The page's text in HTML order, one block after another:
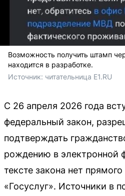
Возможность получить штамп
находится в разработке.
Источник: читательница E1.RU
С 26 апреля 2026 года
федеральный закон,
подтверждать
рождению в электронной
тексте закона нет
«Госуслуг». Источники в